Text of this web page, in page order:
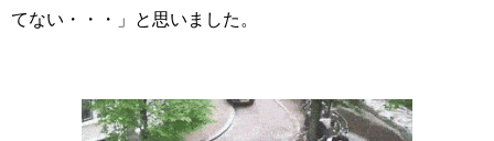
てない・・・」と思いました。